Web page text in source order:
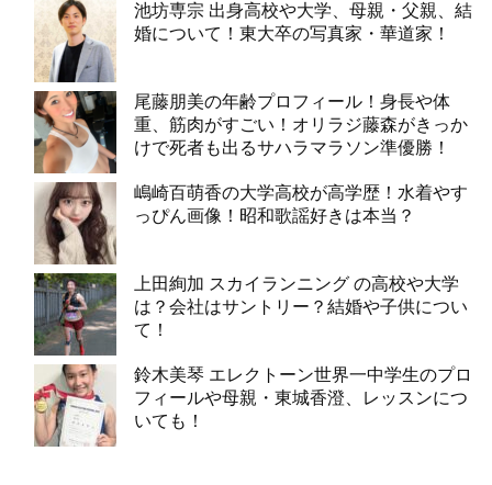
池坊専宗 出身高校や大学、母親・父親、結
婚について！東大卒の写真家・華道家！
尾藤朋美の年齢プロフィール！身長や体
重、筋肉がすごい！オリラジ藤森がきっか
けで死者も出るサハラマラソン準優勝！
嶋崎百萌香の大学高校が高学歴！水着やす
っぴん画像！昭和歌謡好きは本当？
上田絢加 スカイランニング の高校や大学
は？会社はサントリー？結婚や子供につい
て！
鈴木美琴 エレクトーン世界一中学生のプロ
フィールや母親・東城香澄、レッスンにつ
いても！